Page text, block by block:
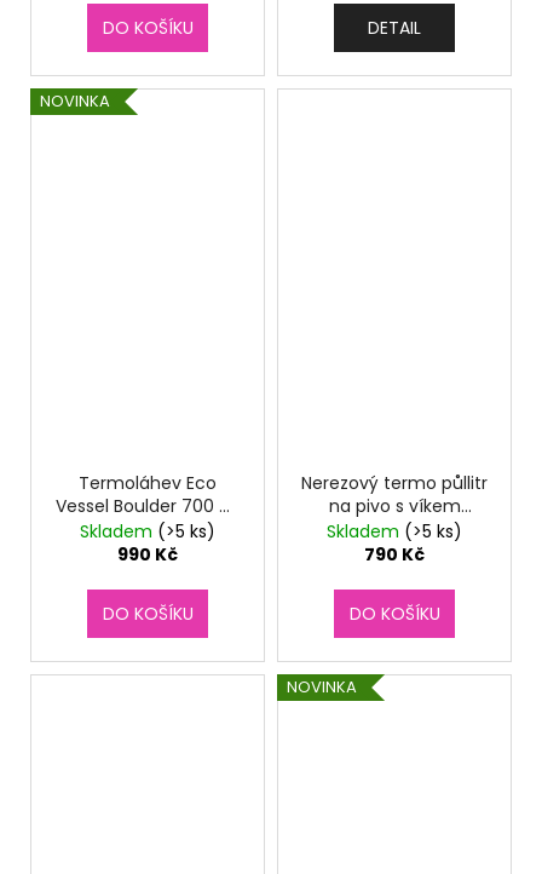
DO KOŠÍKU DETAIL
NOVINKA
Termoláhev Eco
Vessel Boulder 700 ml
Galactic Ocean
Skladem (>5 ks)
990 Kč
DO KOŠÍKU
Nerezový termo půllitr
na pivo s víkem
TRANSIT 470 ml
stříbrný
Skladem (>5 ks)
790 Kč
DO KOŠÍKU
NOVINKA